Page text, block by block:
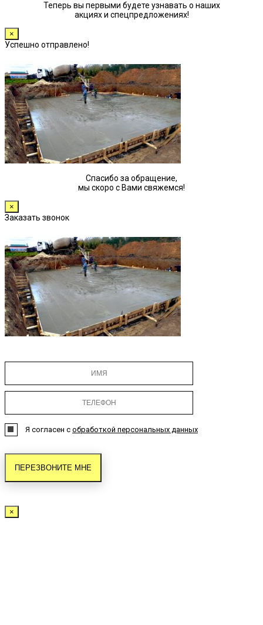
Теперь вы первыми будете узнавать о наших
акциях и спецпредложениях!
×
Успешно отправлено!
Спасибо за обращение,
мы скоро с Вами свяжемся!
×
Заказать звонок
Я согласен с обработкой персональных данных
×